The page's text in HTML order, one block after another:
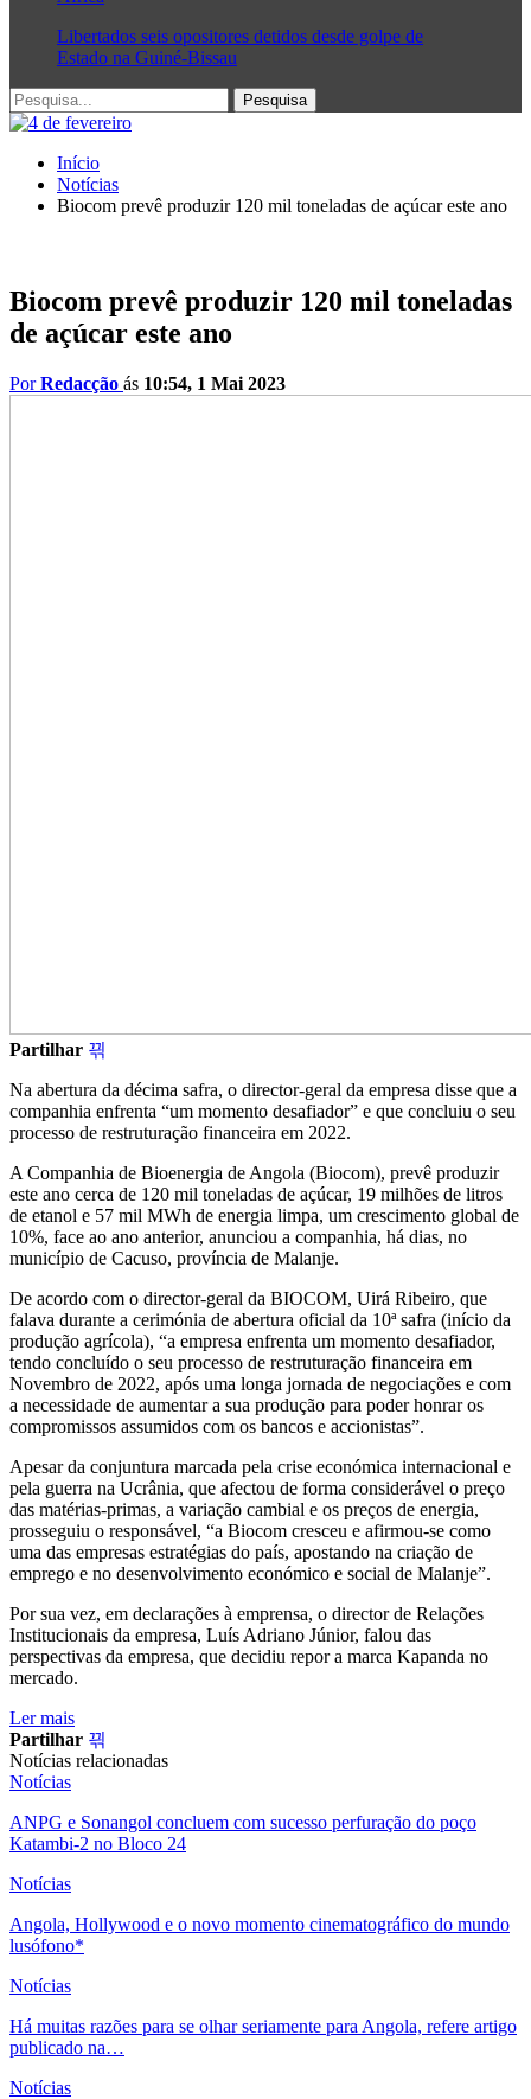
Libertados seis opositores detidos desde golpe de
Estado na Guiné-Bissau
Início
Notícias
Biocom prevê produzir 120 mil toneladas de açúcar este ano
Biocom prevê produzir 120 mil toneladas
de açúcar este ano
PorRedacção ás 10:54, 1 Mai 2023
Partilhar
Na abertura da décima safra, o director-geral da empresa disse que a
companhia enfrenta “um momento desafiador” e que concluiu o seu
processo de restruturação financeira em 2022.
A Companhia de Bioenergia de Angola (Biocom), prevê produzir
este ano cerca de 120 mil toneladas de açúcar, 19 milhões de litros
de etanol e 57 mil MWh de energia limpa, um crescimento global de
10%, face ao ano anterior, anunciou a companhia, há dias, no
município de Cacuso, província de Malanje.
De acordo com o director-geral da BIOCOM, Uirá Ribeiro, que
falava durante a cerimónia de abertura oficial da 10ª safra (início da
produção agrícola), “a empresa enfrenta um momento desafiador,
tendo concluído o seu processo de restruturação financeira em
Novembro de 2022, após uma longa jornada de negociações e com
a necessidade de aumentar a sua produção para poder honrar os
compromissos assumidos com os bancos e accionistas”.
Apesar da conjuntura marcada pela crise económica internacional e
pela guerra na Ucrânia, que afectou de forma considerável o preço
das matérias-primas, a variação cambial e os preços de energia,
prosseguiu o responsável, “a Biocom cresceu e afirmou-se como
uma das empresas estratégias do país, apostando na criação de
emprego e no desenvolvimento económico e social de Malanje”.
Por sua vez, em declarações à emprensa, o director de Relações
Institucionais da empresa, Luís Adriano Júnior, falou das
perspectivas da empresa, que decidiu repor a marca Kapanda no
mercado.
Ler mais
Partilhar
Notícias relacionadas
Notícias
ANPG e Sonangol concluem com sucesso perfuração do poço
Katambi-2 no Bloco 24
Notícias
Angola, Hollywood e o novo momento cinematográfico do mundo
lusófono*
Notícias
Há muitas razões para se olhar seriamente para Angola, refere artigo
publicado na…
Notícias